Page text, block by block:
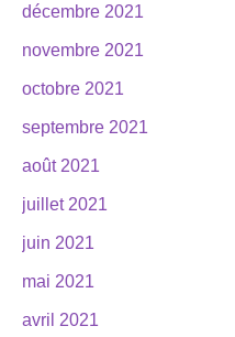
décembre 2021
novembre 2021
octobre 2021
septembre 2021
août 2021
juillet 2021
juin 2021
mai 2021
avril 2021